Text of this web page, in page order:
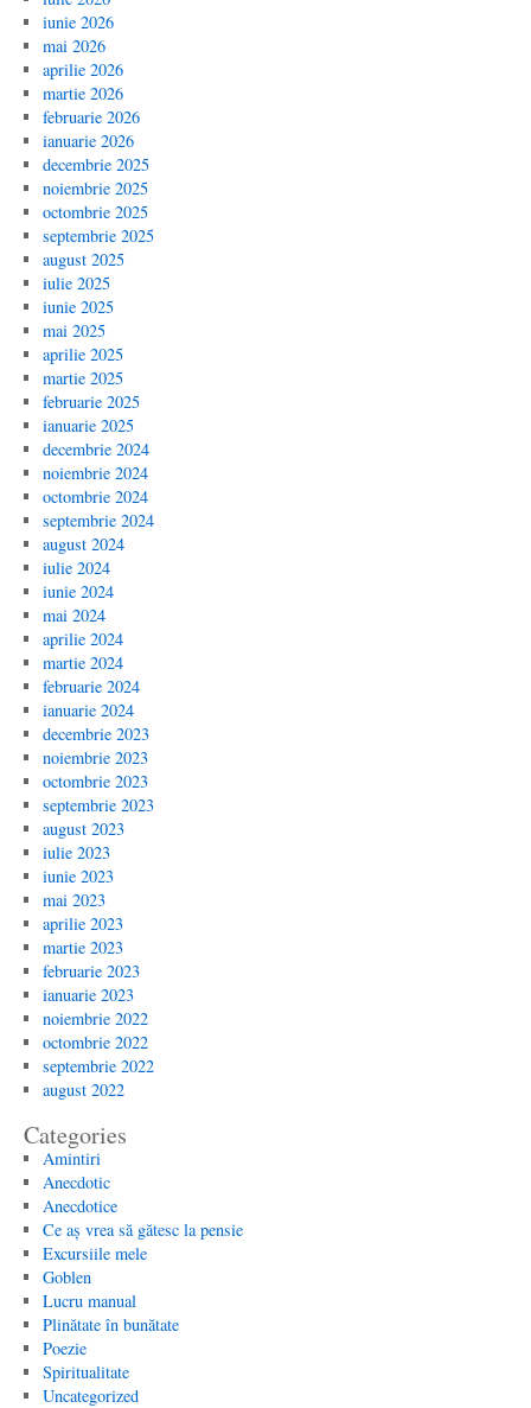
iunie 2026
mai 2026
aprilie 2026
martie 2026
februarie 2026
ianuarie 2026
decembrie 2025
noiembrie 2025
octombrie 2025
septembrie 2025
august 2025
iulie 2025
iunie 2025
mai 2025
aprilie 2025
martie 2025
februarie 2025
ianuarie 2025
decembrie 2024
noiembrie 2024
octombrie 2024
septembrie 2024
august 2024
iulie 2024
iunie 2024
mai 2024
aprilie 2024
martie 2024
februarie 2024
ianuarie 2024
decembrie 2023
noiembrie 2023
octombrie 2023
septembrie 2023
august 2023
iulie 2023
iunie 2023
mai 2023
aprilie 2023
martie 2023
februarie 2023
ianuarie 2023
noiembrie 2022
octombrie 2022
septembrie 2022
august 2022
Categories
Amintiri
Anecdotic
Anecdotice
Ce aș vrea să gătesc la pensie
Excursiile mele
Goblen
Lucru manual
Plinătate în bunătate
Poezie
Spiritualitate
Uncategorized